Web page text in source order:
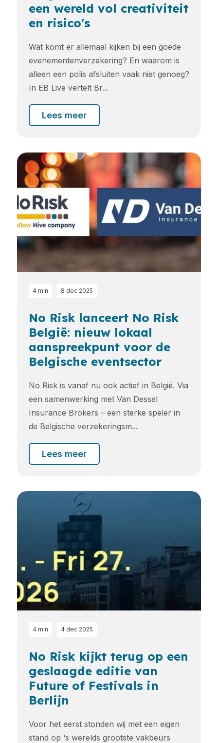
een wereld vol creativiteit
en risico's
Wat komt er allemaal kijken bij een goede
evenementenverzekering? En waarom is
alleen een polis afsluiten vaak niet genoeg?
In EB Live vertelt Br...
Lees meer
4 min 8 dec 2025
No Risk lanceert No Risk
België: nieuw lokaal
aanspreekpunt voor de
Belgische eventsector
No Risk is vanaf nu ook actief in België. Via
een samenwerking met Van Dessel
Insurance Brokers – een sterke speler in
de Belgische verzekeringsm...
Lees meer
4 min 4 dec 2025
No Risk kijkt terug op een
geslaagde editie van
Future of Festivals in
Berlijn
Voor het eerst stonden wij met een eigen
stand op ‘s werelds grootste vakbeurs